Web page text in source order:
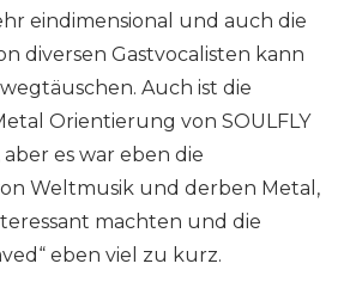
eindimensional und auch die
diversen Gastvocalisten kann
Auch ist die
Orientierung von SOULFLY
es war eben die
Weltmusik und derben Metal,
machten und die
eben viel zu kurz.